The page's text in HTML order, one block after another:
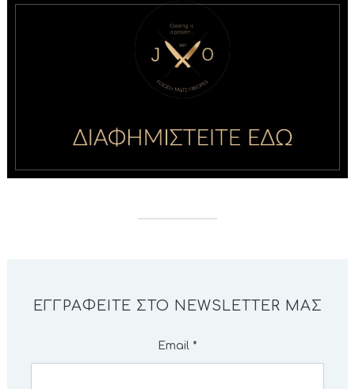
ΕΓΓΡΑΦΕΊΤΕ ΣΤΟ NEWSLETTER ΜΑΣ
Email *